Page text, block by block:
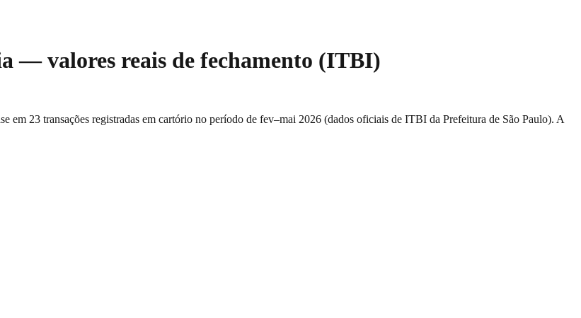
— valores reais de fechamento (ITBI)
em 23 transações registradas em cartório no período de fev–mai 2026 (dados oficiais de ITBI da Prefeitura de São Paulo). A